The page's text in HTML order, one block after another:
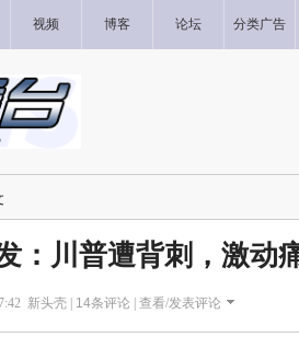
视频 博客 论坛 分类广告
：川普遭背刺，激动
新头壳 | 14条评论 | 查看/发表评论